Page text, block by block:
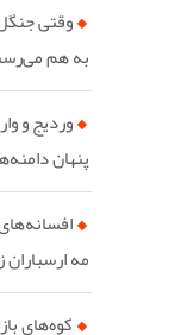
وقتی
به هم
وردیج و
پنهان
مه ارسباران
کوه‌های